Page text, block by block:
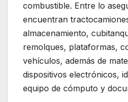
combustible. Entre lo
encuentran
almacenamiento,
remolques, plataformas,
vehículos, además de
dispositivos electrónicos,
equipo de cómputo y